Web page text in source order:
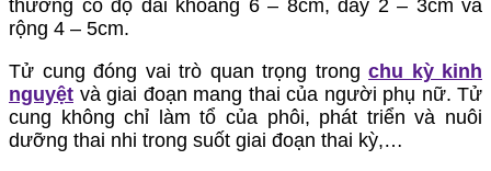
thường có độ dài khoảng 6 – 8cm, dày 2 – 3cm và
rộng 4 – 5cm.
Tử cung đóng vai trò quan trọng trong chu kỳ kinh
nguyệt và giai đoạn mang thai của người phụ nữ. Tử
cung không chỉ làm tổ của phôi, phát triển và nuôi
dưỡng thai nhi trong suốt giai đoạn thai kỳ,…